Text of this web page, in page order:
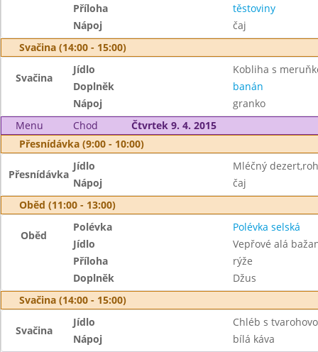
Příloha
těstoviny
Nápoj
čaj
Svačina (14:00 - 15:00)
Svačina
Jídlo
Kobliha s
Doplněk
banán
Nápoj
granko
Menu
Chod
Čtvrtek 9. 4. 2015
Přesnídávka (9:00 - 10:00)
Přesnídávka
Jídlo
Mléčný
Nápoj
čaj
Oběd (11:00 - 13:00)
Oběd
Polévka
Polévka selská
Jídlo
Vepřové alá
Příloha
rýže
Doplněk
Džus
Svačina (14:00 - 15:00)
Svačina
Jídlo
Chléb s
Nápoj
bílá káva